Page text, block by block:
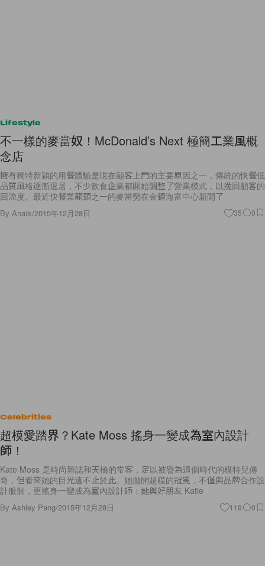
Lifestyle
不一樣的麥當奴！McDonald’s Next 極簡工業風概
念店
擁有獨特新穎的用餐體驗是現在顧客上門的主要原因之一，傳統的快餐低
品質風格逐漸退居，不少飲食企業都開始調整了營業模式，以挽回顧客的
回流度。最近快餐業龍頭之一的麥當勞在金鐘海富中心新開了
By Anaïs/2015年12月28日 35 0
Celebrities
超模愛踏界？Kate Moss 搖身一變成為室內設計
師！
Kate Moss 是時尚雜誌和天橋的常客，足以被譽為這個時代的模特兒傳
奇，但看來她的目光遠不止於此。她拋開超模的冠冕，不僅與品牌合作設
計服裝，更搖身一變成為室內設計師﹗她與好朋友 Katie
By Ashley Pang/2015年12月28日 119 0